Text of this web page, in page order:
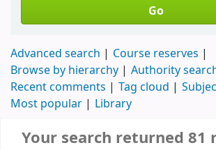
Go
Advanced search
Course reserves
Browse by hierarchy
Authority
Recent comments
Tag cloud
Most popular
Library
Your search returned 81